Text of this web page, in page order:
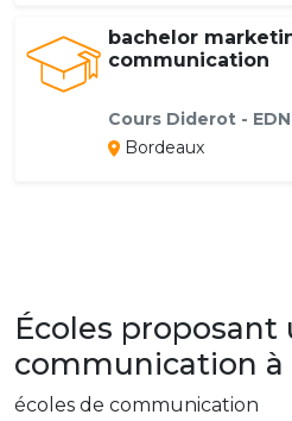
bachelor
communication
Cours Diderot -
Bordeaux
Écoles proposant
communication à
écoles de communication